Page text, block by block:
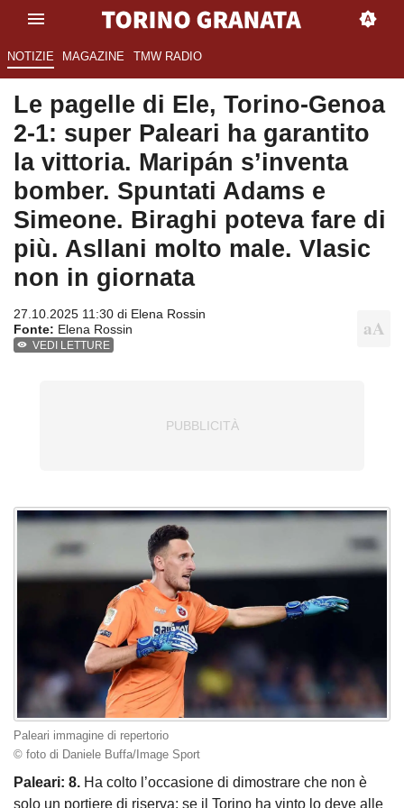
NOTIZIE MAGAZINE TMW RADIO
Le pagelle di Ele, Torino-Genoa
2-1: super Paleari ha garantito
la vittoria. Maripán s’inventa
bomber. Spuntati Adams e
Simeone. Biraghi poteva fare di
più. Asllani molto male. Vlasic
non in giornata
27.10.2025 11:30 di Elena Rossin
Fonte: Elena Rossin
VEDI LETTURE
Paleari immagine di repertorio
© foto di Daniele Buffa/Image Sport
Paleari: 8. Ha colto l’occasione di dimostrare che non è
solo un portiere di riserva: se il Torino ha vinto lo deve alle